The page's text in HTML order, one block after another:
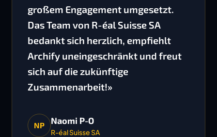
großem Engagement umgesetzt.
Das Team von R-éal Suisse SA
bedankt sich herzlich, empfiehlt
Archify uneingeschränkt und freut
sich auf die zukünftige
Zusammenarbeit!»
NP Naomi P-O
R-éal Suisse SA